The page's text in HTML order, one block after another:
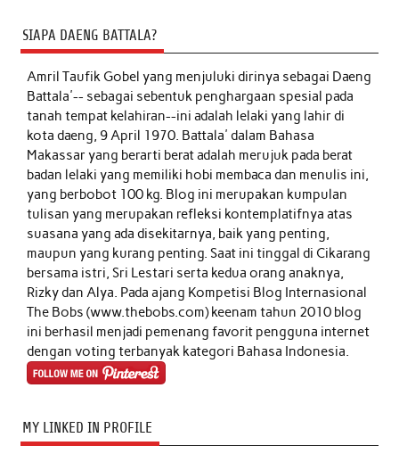
SIAPA DAENG BATTALA?
Amril Taufik Gobelyang menjuluki dirinya sebagai Daeng
Battala'-- sebagai sebentuk penghargaan spesial pada
tanah tempat kelahiran--ini adalah lelaki yang lahir di
kota daeng, 9 April 1970. Battala' dalam Bahasa
Makassar yang berarti berat adalah merujuk pada berat
badan lelaki yang memiliki hobi membaca dan menulis ini,
yang berbobot 100 kg. Blog ini merupakan kumpulan
tulisan yang merupakan refleksi kontemplatifnya atas
suasana yang ada disekitarnya, baik yang penting,
maupun yang kurang penting. Saat ini tinggal di Cikarang
bersama istri, Sri Lestari serta kedua orang anaknya,
Rizky dan Alya. Pada ajang Kompetisi Blog Internasional
The Bobs (www.thebobs.com) keenam tahun 2010 blog
ini berhasil menjadi pemenang favorit pengguna internet
dengan voting terbanyak kategori Bahasa Indonesia.
MY LINKED IN PROFILE